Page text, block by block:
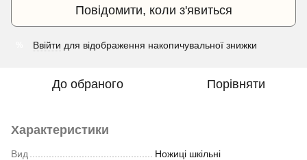
Повідомити, коли з'явиться
Ввійти для відображення накопичувальної знижки
До обраного Порівняти
Характеристики
Вид Ножиці шкільні